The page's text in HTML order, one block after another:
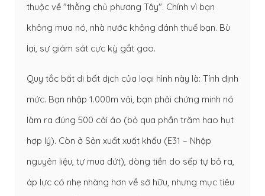
thuộc về "thằng chủ phương Tây". Chính vì bạn
không mua nó, nhà nước không đánh thuế bạn. Bù
lại, sự giám sát cực kỳ gắt gao.
Quy tắc bất di bất dịch của loại hình này là: Tính định
mức. Bạn nhập 1.000m vải, bạn phải chứng minh nó
làm ra đúng 500 cái áo (bỏ qua phần trăm hao hụt
hợp lý). Còn ở Sản xuất xuất khẩu (E31 – Nhập
nguyên liệu, tự mua đứt), dòng tiền do sếp tự bỏ ra,
áp lực có nhẹ nhàng hơn về sở hữu, nhưng mục tiêu